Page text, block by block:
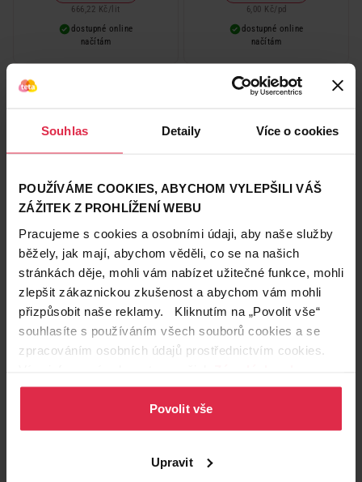
Souhlas Detaily Více o cookies
POUŽÍVÁME COOKIES, ABYCHOM VYLEPŠILI VÁŠ
ZÁŽITEK Z PROHLÍŽENÍ WEBU
Pracujeme s cookies a osobními údaji, aby naše služby
běžely, jak mají, abychom věděli, co se na našich
stránkách děje, mohli vám nabízet užitečné funkce, mohli
zlepšit zákaznickou zkušenost a abychom vám mohli
přizpůsobit naše reklamy. Kliknutím na „Povolit vše“
souhlasíte s používáním všech souborů cookies a se
zpracováním osobních údajů prostřednictvím cookies.
osobních údajů.
Povolit vše
Upravit
666,22 Kč / lit
dostupné online
načítám
6,00 Kč/ pd
dostupné online
načítám
Ariel + Touch of Lenor Fresh
Air prací gel 50 PD
Do košíku
7,00 Kč/pd
dostupné online
Pouze Online
gel na barevné prádlo 18 PD
79,00 Kč
Do košíku
4,39 Kč/pd
dostupné online